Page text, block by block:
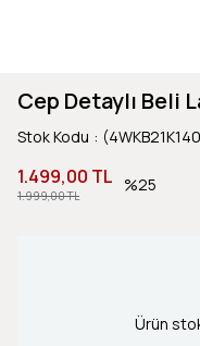
Cep Detaylı Beli
Stok Kodu
1.999,00 TL
1.499,00 TL 25
Ürün